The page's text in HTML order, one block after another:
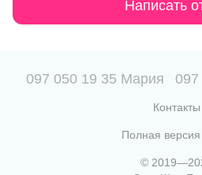
Написать
097 050 19 35 Мария
Контакты
Полная версия
©